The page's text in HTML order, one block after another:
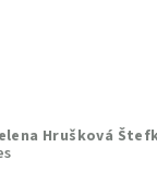
Hrušková